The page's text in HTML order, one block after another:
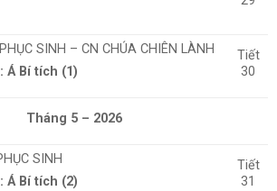
SINH – CN CHÚA CHIÊN LÀNH
Á Bí tích (1)
Tiết
30
Tháng 5 – 2026
SINH
Á Bí tích (2)
Tiết
31